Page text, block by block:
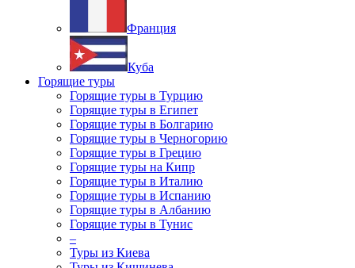
Франция
Куба
Горящие туры
Горящие туры в Турцию
Горящие туры в Египет
Горящие туры в Болгарию
Горящие туры в Черногорию
Горящие туры в Грецию
Горящие туры на Кипр
Горящие туры в Италию
Горящие туры в Испанию
Горящие туры в Албанию
Горящие туры в Тунис
–
Туры из Киева